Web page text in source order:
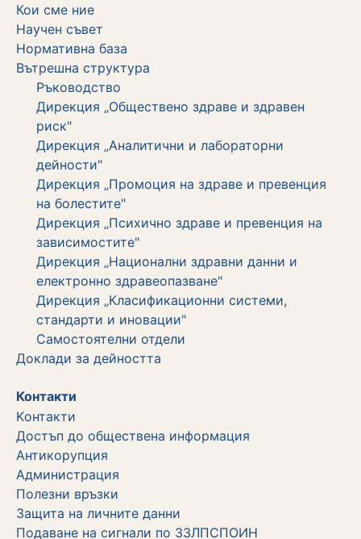
Кои сме ние
Научен съвет
Нормативна база
Вътрешна структура
Ръководство
Дирекция „Обществено здраве и здравен
риск"
Дирекция „Аналитични и лабораторни
дейности"
Дирекция „Промоция на здраве и превенция
на болестите"
Дирекция „Психично здраве и превенция на
зависимостите"
Дирекция „Национални здравни данни и
електронно здравеопазване"
Дирекция „Класификационни системи,
стандарти и иновации"
Самостоятелни отдели
Дoклади за дейността
Контакти
Kонтакти
Достъп до обществена информация
Aнтикорупция
Администрация
Полезни връзки
Защита на личните данни
Подаване на сигнали по ЗЗЛПСПОИН